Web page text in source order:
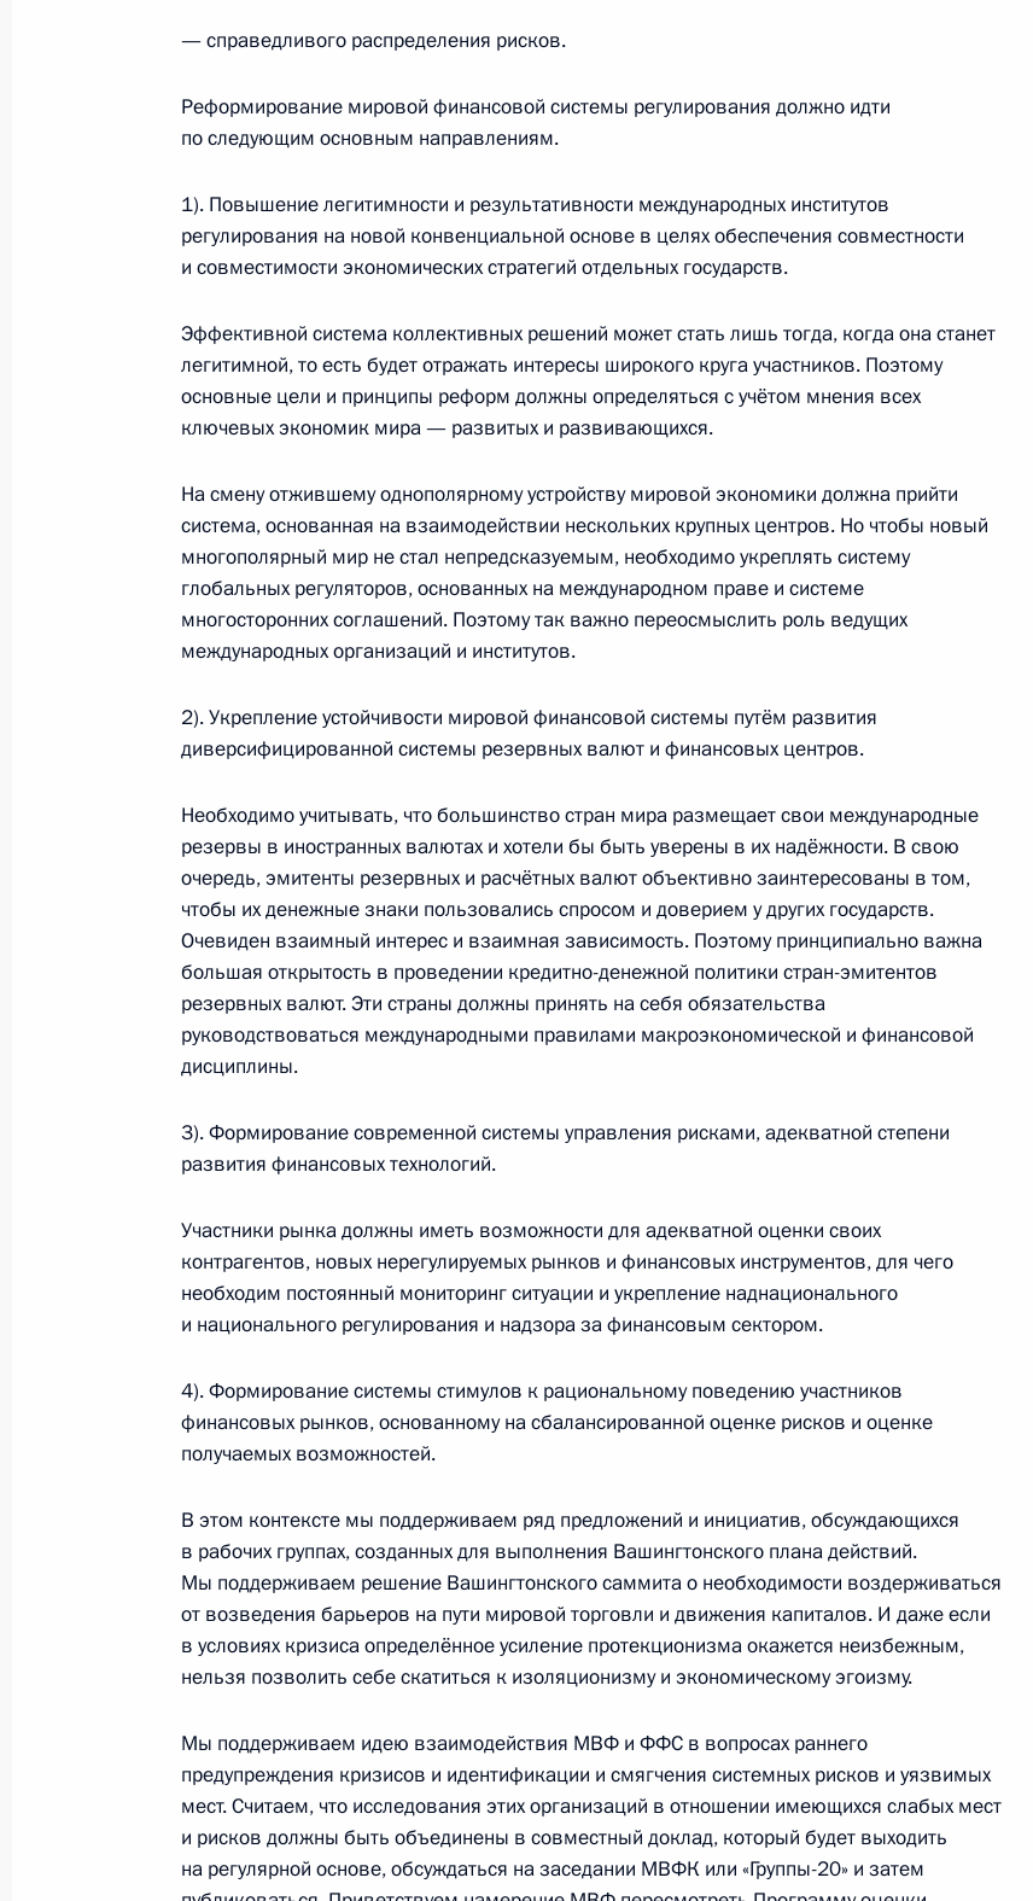
Дмитрий Медведев поздравил писателя Юрия Бондарева с 85-
летием
орденом «За заслуги перед Отечеством» IV степени
15 марта 2009 года, 10:00
Уголовно-процессуального кодекса Российской Федерации»
15 марта 2009 года, 09:50
Федеральный закон «О внесении изменений в статьи 404 и 405
15 марта 2009 года, 09:40
Федеральный закон «О внесении изменений в Лесной кодекс
Российской Федерации и отдельные законодательные акты
Российской Федерации»
15 марта 2009 года, 09:30
14 марта 2009 года, суббота
туристов, погибших в результате крушения автобуса во Вьетнаме
Телефонный разговор с Премьер-министром Австралии Кевином
Раддом
и почвоведения Виктора Панникова с 95-летием
14 марта 2009 года, 11:00
Дмитрий Медведев поздравил учёного в области управления,
директора Института прикладной математики РАН Эфраима
Акима с 80-летием
14 марта 2009 года, 10:30
— справедливого распределения рисков.
Реформирование мировой финансовой системы регулирования должно идти
по следующим основным направлениям.
1). Повышение легитимности и результативности международных институтов
регулирования на новой конвенциальной основе в целях обеспечения совместности
и совместимости экономических стратегий отдельных государств.
Эффективной система коллективных решений может стать лишь тогда, когда она станет
легитимной, то есть будет отражать интересы широкого круга участников. Поэтому
основные цели и принципы реформ должны определяться с учётом мнения всех
ключевых экономик мира — развитых и развивающихся.
На смену отжившему однополярному устройству мировой экономики должна прийти
система, основанная на взаимодействии нескольких крупных центров. Но чтобы новый
многополярный мир не стал непредсказуемым, необходимо укреплять систему
глобальных регуляторов, основанных на международном праве и системе
многосторонних соглашений. Поэтому так важно переосмыслить роль ведущих
международных организаций и институтов.
2). Укрепление устойчивости мировой финансовой системы путём развития
диверсифицированной системы резервных валют и финансовых центров.
Необходимо учитывать, что большинство стран мира размещает свои международные
резервы в иностранных валютах и хотели бы быть уверены в их надёжности. В свою
очередь, эмитенты резервных и расчётных валют объективно заинтересованы в том,
чтобы их денежные знаки пользовались спросом и доверием у других государств.
Очевиден взаимный интерес и взаимная зависимость. Поэтому принципиально важна
большая открытость в проведении кредитно-денежной политики стран-эмитентов
резервных валют. Эти страны должны принять на себя обязательства
руководствоваться международными правилами макроэкономической и финансовой
дисциплины.
3). Формирование современной системы управления рисками, адекватной степени
развития финансовых технологий.
Участники рынка должны иметь возможности для адекватной оценки своих
контрагентов, новых нерегулируемых рынков и финансовых инструментов, для чего
необходим постоянный мониторинг ситуации и укрепление наднационального
и национального регулирования и надзора за финансовым сектором.
4). Формирование системы стимулов к рациональному поведению участников
финансовых рынков, основанному на сбалансированной оценке рисков и оценке
получаемых возможностей.
В этом контексте мы поддерживаем ряд предложений и инициатив, обсуждающихся
в рабочих группах, созданных для выполнения Вашингтонского плана действий.
Мы поддерживаем решение Вашингтонского саммита о необходимости воздерживаться
от возведения барьеров на пути мировой торговли и движения капиталов. И даже если
в условиях кризиса определённое усиление протекционизма окажется неизбежным,
нельзя позволить себе скатиться к изоляционизму и экономическому эгоизму.
Мы поддерживаем идею взаимодействия МВФ и ФФС в вопросах раннего
предупреждения кризисов и идентификации и смягчения системных рисков и уязвимых
мест. Считаем, что исследования этих организаций в отношении имеющихся слабых мест
и рисков должны быть объединены в совместный доклад, который будет выходить
на регулярной основе, обсуждаться на заседании МВФК или «Группы-20» и затем